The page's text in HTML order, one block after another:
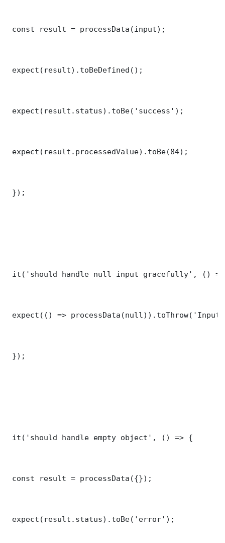
const result = processData(input);
expect(result).toBeDefined();
expect(result.status).toBe('success');
expect(result.processedValue).toBe(84);
});
it('should handle null input gracefully', ()
expect(() =>
});
it('should handle empty object', () => {
const result = processData({});
expect(result.status).toBe('error');